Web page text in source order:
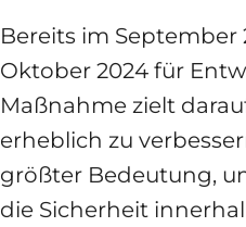
Bereits im September
Oktober 2024 für
Maßnahme zielt
erheblich zu
größter Bedeutung,
die Sicherheit